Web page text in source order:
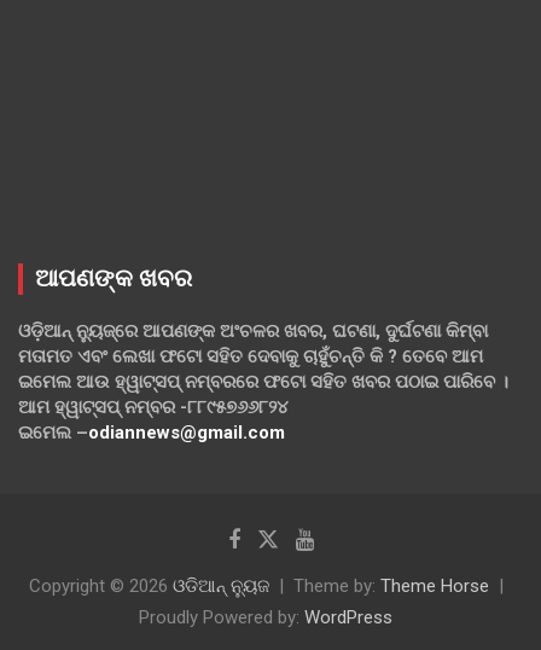
ଆପଣଙ୍କ ଖବର
ଓଡ଼ିଆନ୍ ନ୍ୟୁଜ୍‌ରେ ଆପଣଙ୍କ ଅଂଚଳର ଖବର, ଘଟଣା, ଦୁର୍ଘଟଣା କିମ୍ବା
ମତାମତ ଏବଂ ଲେଖା ଫଟୋ ସହିତ ଦେବାକୁ ଚାହୁଁଚନ୍ତି କି ? ତେବେ ଆମ
ଇମେଲ ଆଉ ହ୍ୱାଟ୍‌ସପ୍ ନମ୍ବରରେ ଫଟୋ ସହିତ ଖବର ପଠାଇ ପାରିବେ ।
ଆମ ହ୍ୱାଟ୍‌ସପ୍ ନମ୍ବର -୮୮୯୫୭୬୬୮୨୪
ଇମେଲ –odiannews@gmail.com
Copyright © 2026 ଓଡିଆନ୍ ନ୍ୟୁଜ Theme by: Theme Horse
Proudly Powered by: WordPress